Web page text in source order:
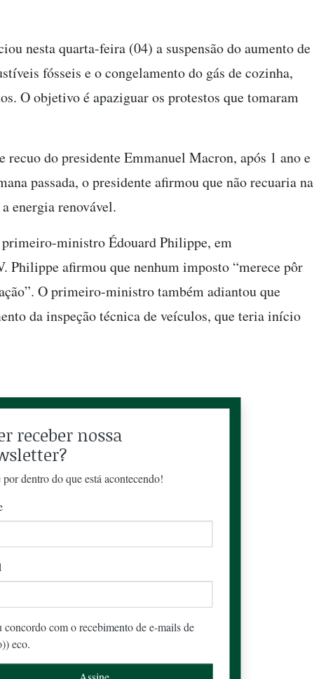
nesta quarta-feira (04) a suspensão do aumento de
fósseis e o congelamento do gás de cozinha,
O objetivo é apaziguar os protestos que tomaram
recuo do presidente Emmanuel Macron, após 1 ano e
passada, o presidente afirmou que não recuaria na
energia renovável.
ministro Édouard Philippe, em
Philippe afirmou que nenhum imposto “merece pôr
O primeiro-ministro também adiantou que
da inspeção técnica de veículos, que teria início
receber nossa
por dentro do que está acontecendo!
concordo com o recebimento de e-mails de
eco.